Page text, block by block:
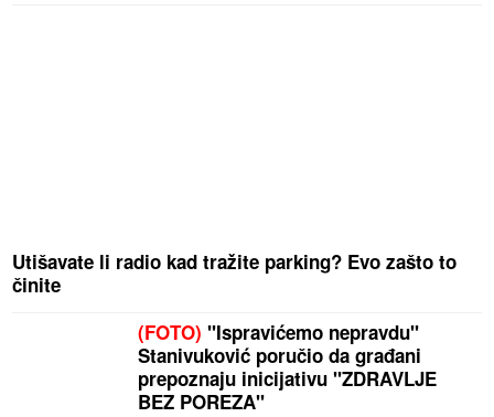
Utišavate li radio kad tražite parking? Evo zašto to
činite
(FOTO) "Ispravićemo nepravdu"
Stanivuković poručio da građani
prepoznaju inicijativu "ZDRAVLJE
BEZ POREZA"